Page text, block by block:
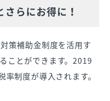
らにお得に！
策補助金制度を活用す
ことができます。2019
制度が導入されます。